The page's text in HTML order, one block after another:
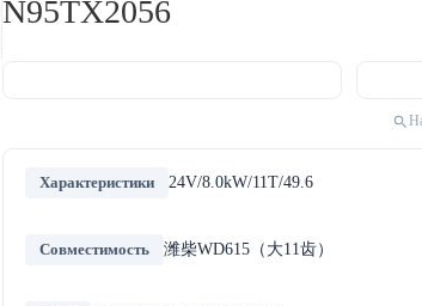
N95TX2056
Характеристики 24V/8.0kW/11T/49.6
Совместимость 潍柴WD615（大11齿）